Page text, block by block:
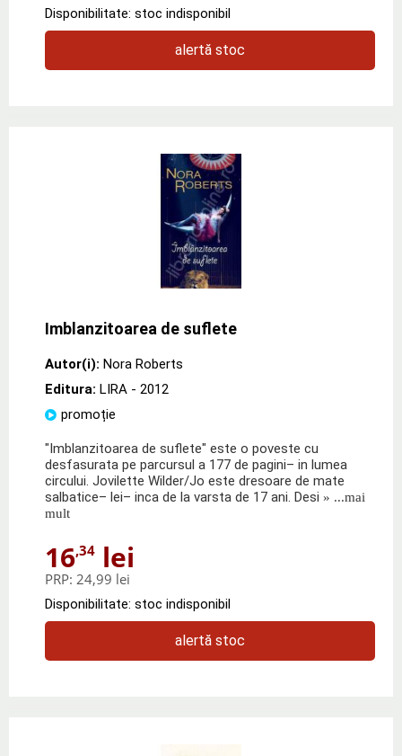
Disponibilitate: stoc indisponibil
alertă stoc
Imblanzitoarea de suflete
Autor(i): Nora Roberts
Editura: LIRA - 2012
promoție
"Imblanzitoarea de suflete" este o poveste cu
desfasurata pe parcursul a 177 de pagini– in lumea
circului. Jovilette Wilder/Jo este dresoare de mate
salbatice– lei– inca de la varsta de 17 ani. Desi » ...mai
mult
16,34 lei
PRP: 24,99 lei
Disponibilitate: stoc indisponibil
alertă stoc